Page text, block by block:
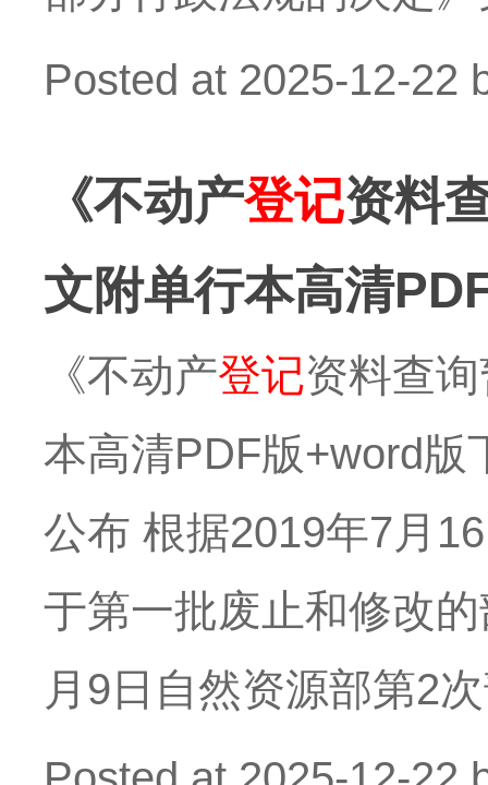
Posted at 2025-12-22
《不动产登记资料
文附单行本高清
《不动产登记资料查
本高清PDF版+word版
公布 根据2019年7月
于第一批废止和修改
月9日自然资源部第2